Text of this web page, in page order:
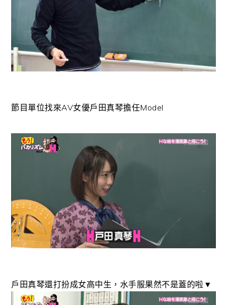
節目單位找來AV女優戶田真琴擔任Model
戶田真琴還打扮成女高中生，水手服果然不是蓋的啦▼